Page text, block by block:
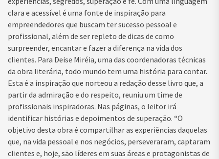
clara e acessível é uma fonte de inspiração para
empreendedores que buscam ter sucesso pessoal e
profissional, além de ser repleto de dicas de como
surpreender, encantar e fazer a diferença na vida dos
clientes. Para Deise Miréia, uma das coordenadoras técnicas
da obra literária, todo mundo tem uma história para contar.
Esta é a inspiração que norteou a redação desse livro que, a
partir da admiração e do respeito, reuniu um time de
profissionais inspiradoras. Nas páginas, o leitor irá
identificar histórias e depoimentos de superação. “O
objetivo desta obra é compartilhar as experiências daquelas
que, na vida pessoal e nos negócios, perseveraram, captaram
clientes e, hoje, são líderes em suas áreas e protagonistas de